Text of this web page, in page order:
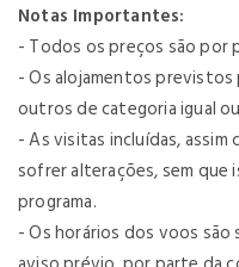
Notas Importantes:
- Todos os preços são por
- Os alojamentos
outros de categoria igual
- As visitas incluídas,
sofrer alterações, sem
programa.
- Os horários dos voos